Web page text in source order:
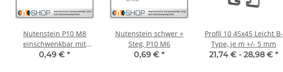
Nutenstein P10 M8
einschwenkbar mit
Federblech + Steg,
0,49 € *
Nutenstein schwer +
Steg, P10 M6
0,69 € *
Profil 10 45x45 Leicht B-
Type, je m +/- 5 mm
21,74 € - 28,98 € *